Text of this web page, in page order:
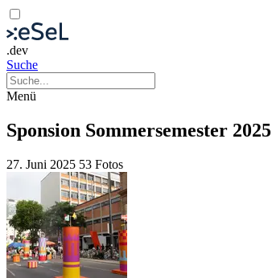
.dev
Suche
Menü
Sponsion Sommersemester 2025
27. Juni 2025 53 Fotos